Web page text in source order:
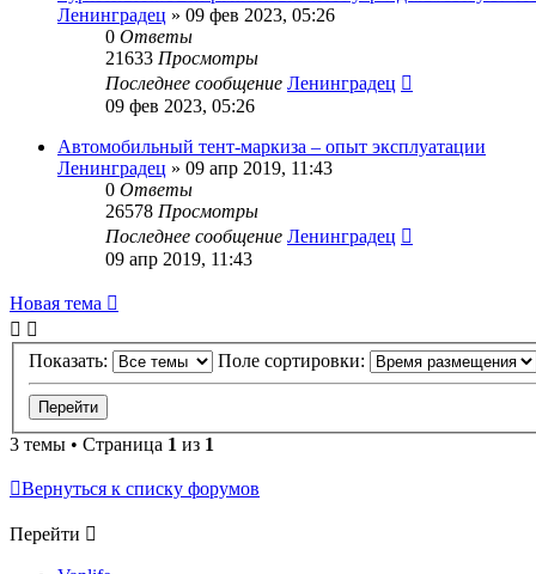
Ленинградец » 09 фев 2023, 05:26
0 Ответы
21633 Просмотры
Последнее сообщение Ленинградец
09 фев 2023, 05:26
Автомобильный тент-маркиза – опыт эксплуатации
Ленинградец » 09 апр 2019, 11:43
0 Ответы
26578 Просмотры
Последнее сообщение Ленинградец
09 апр 2019, 11:43
Новая тема
Показать: Поле сортировки:
3 темы • Страница 1 из 1
Вернуться к списку форумов
Перейти